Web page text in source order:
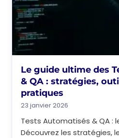
Le guide ultime des
& QA : stratégies,
pratiques
23 janvier 2026
Tests Automatisés & QA :
Découvrez les stratégies,